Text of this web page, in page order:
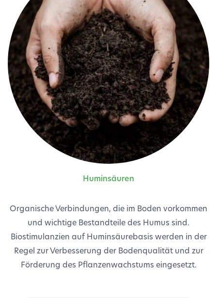
Huminsäuren
Organische Verbindungen, die im Boden vorkommen
und wichtige Bestandteile des Humus sind.
Biostimulanzien auf Huminsäurebasis werden in der
Regel zur Verbesserung der Bodenqualität und zur
Förderung des Pflanzenwachstums eingesetzt.